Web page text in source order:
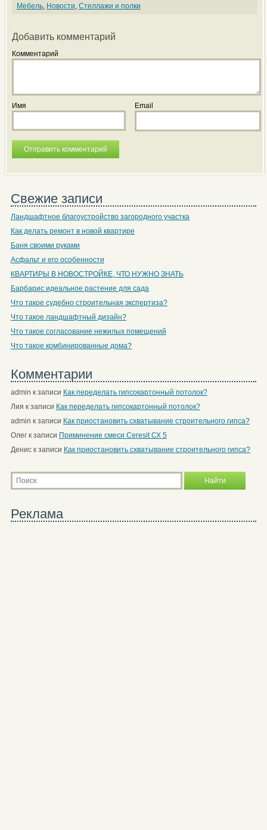
Мебель, Новости, Стеллажи и полки
Добавить комментарий
Комментарий
Имя Email
Свежие записи
Ландшафтное благоустройство загородного участка
Как делать ремонт в новой квартире
Баня своими руками
Асфальт и его особенности
КВАРТИРЫ В НОВОСТРОЙКЕ, ЧТО НУЖНО ЗНАТЬ
Барбарис идеальное растение для сада
Что такое судебно строительная экспертиза?
Что такое ландшафтный дизайн?
Что такое согласование нежилых помещений
Что такое комбинированные дома?
Комментарии
admin к записи Как переделать гипсокартонный потолок?
Лия к записи Как переделать гипсокартонный потолок?
admin к записи Как приостановить схватывание строительного гипса?
Олегк записи Приминение смеси Ceresit СХ 5
Дениск записи Как приостановить схватывание строительного гипса?
Реклама